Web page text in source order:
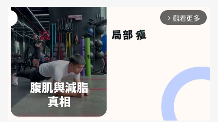
arrow_forward_ios 觀看更多